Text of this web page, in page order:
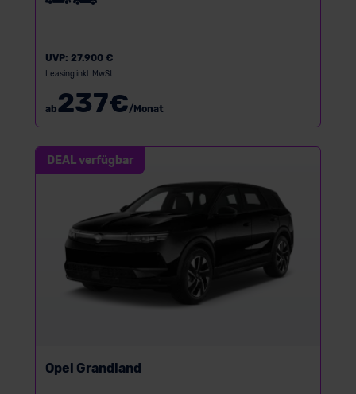
UVP: 27.900 €
Leasing inkl. MwSt.
ab237€/Monat
DEAL verfügbar
Opel Grandland